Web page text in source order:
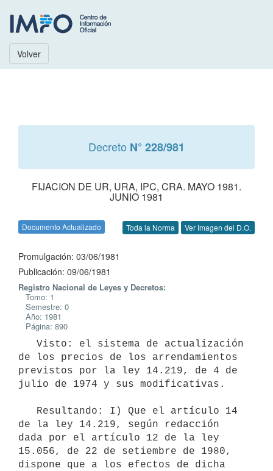
Volver
Decreto N° 228/981
FIJACION DE UR, URA, IPC, CRA. MAYO 1981.
JUNIO 1981
Documento Actualizado Toda la Norma Ver Imagen del D.O.
Promulgación: 03/06/1981
Publicación: 09/06/1981
Registro Nacional de Leyes y Decretos:
Tomo: 1
Semestre: 0
Año: 1981
Página: 890
de los precios de los arrendamientos
previstos por la ley 14.219, de 4 de
julio de 1974 y sus modificativas.
de la ley 14.219, según redacción
dada por el artículo 12 de la ley
15.056, de 22 de setiembre de 1980,
dispone que a los efectos de dicha